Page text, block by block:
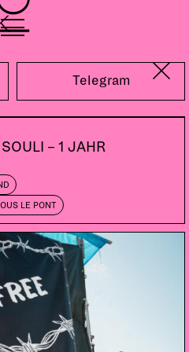
Telegram
– 1 JAHR
LE PONT